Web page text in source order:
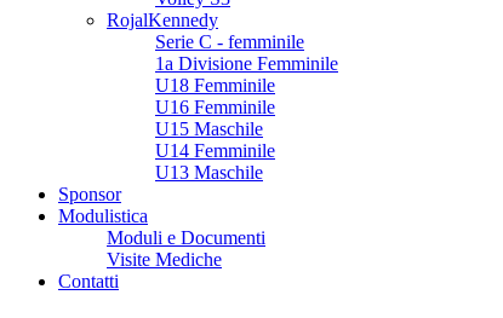
RojalKennedy
Serie C - femminile
1a Divisione Femminile
U18 Femminile
U16 Femminile
U15 Maschile
U14 Femminile
U13 Maschile
Sponsor
Modulistica
Moduli e Documenti
Visite Mediche
Contatti